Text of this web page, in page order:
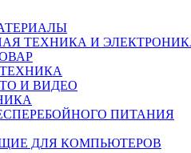
ТЕХНИКА И
И ВИДЕО
ПИТАНИЯ
ДЛЯ КОМПЬЮТЕРОВ